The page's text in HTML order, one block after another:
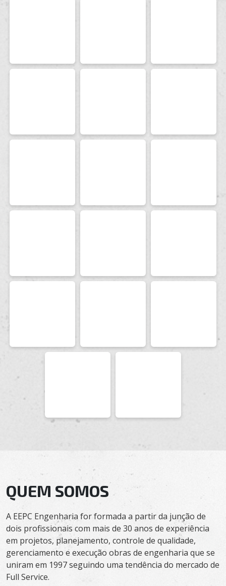
QUEM SOMOS
A EEPC Engenharia for formada a partir da junção de
dois profissionais com mais de 30 anos de experiência
em projetos, planejamento, controle de qualidade,
gerenciamento e execução obras de engenharia que se
uniram em 1997 seguindo uma tendência do mercado de
Full Service.